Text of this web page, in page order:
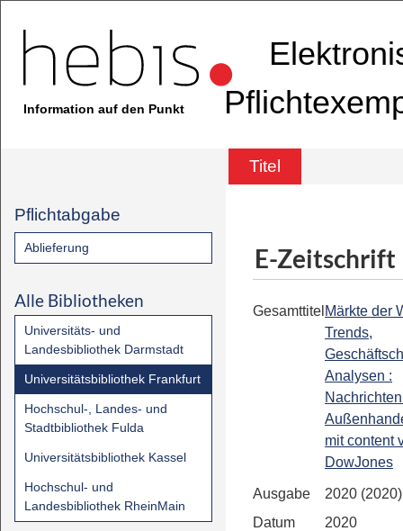
Information auf den Punkt
Titel
Pflichtabgabe
Ablieferung
Alle Bibliotheken
Universitäts- und
Landesbibliothek Darmstadt
Universitätsbibliothek Frankfurt
Hochschul-, Landes- und
Stadtbibliothek Fulda
Universitätsbibliothek Kassel
Hochschul- und
Landesbibliothek RheinMain
E-Zeitschrift
Gesamttitel Märkte der
Trends,
Analysen :
mit content
DowJones
Ausgabe
2020
Datum
2020